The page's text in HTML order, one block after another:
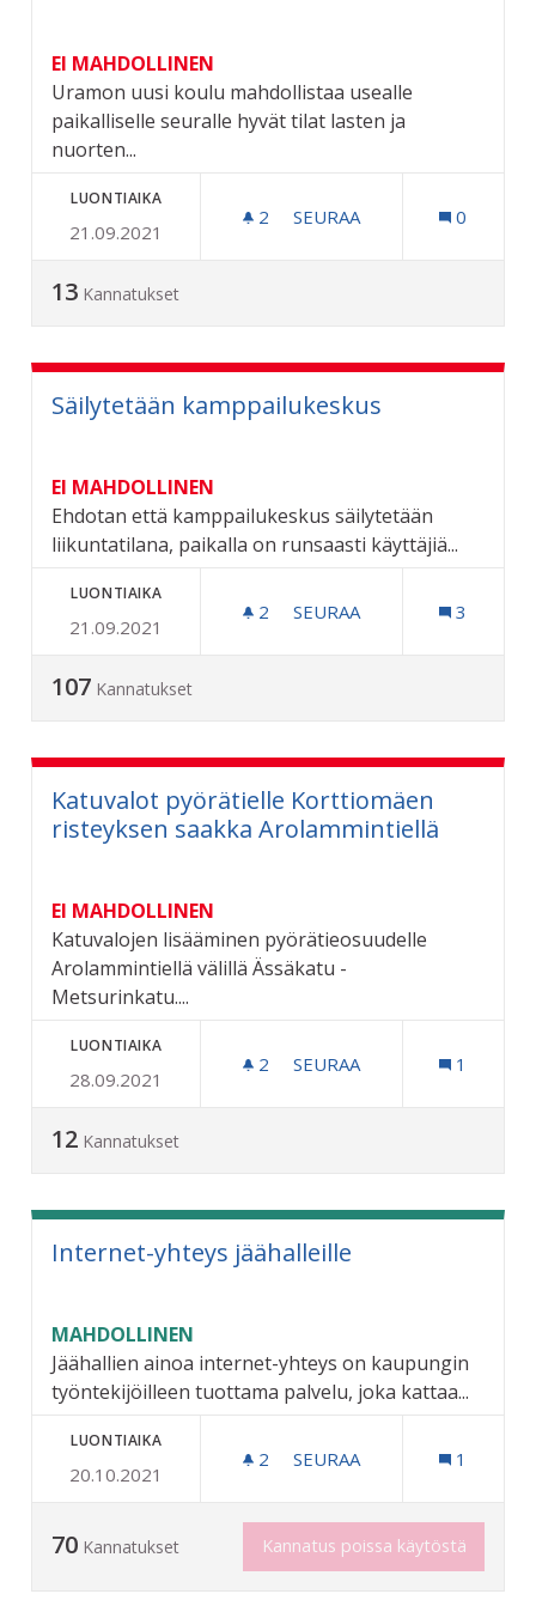
EI MAHDOLLINEN
Uramon uusi koulu mahdollistaa usealle
paikalliselle seuralle hyvät tilat lasten ja
nuorten...
LUONTIAIKA
21.09.2021
2 2 SEURAAJAA
SEURAA 0
13 Kannatukset
Säilytetään kamppailukeskus
EI MAHDOLLINEN
Ehdotan että kamppailukeskus säilytetään
liikuntatilana, paikalla on runsaasti käyttäjiä...
LUONTIAIKA
21.09.2021
2 2 SEURAAJAA
SEURAA 3
107 Kannatukset
Katuvalot pyörätielle Korttiomäen
risteyksen saakka Arolammintiellä
EI MAHDOLLINEN
Katuvalojen lisääminen pyörätieosuudelle
Arolammintiellä välillä Ässäkatu -
Metsurinkatu....
LUONTIAIKA
28.09.2021
2 2 SEURAAJAA
SEURAA 1
12 Kannatukset
Internet-yhteys jäähalleille
MAHDOLLINEN
Jäähallien ainoa internet-yhteys on kaupungin
työntekijöilleen tuottama palvelu, joka kattaa...
LUONTIAIKA
20.10.2021
2 2 SEURAAJAA
SEURAA 1
70 Kannatukset Kannatus poissa käytöstä